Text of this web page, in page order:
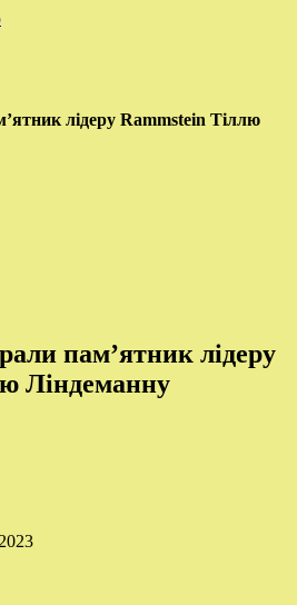
лідеру Rammstein Тіллю
пам’ятник лідеру
Ліндеманну